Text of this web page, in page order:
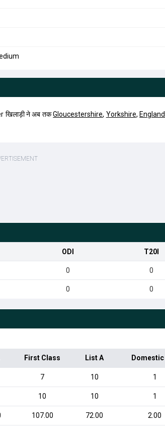
खिलाड़ी ने अब तकGloucestershire, Yorkshire,
ODI T20I
0 0
0 0
First Class List A
7 10 1
10 10 1
107.00 72.00 2.00